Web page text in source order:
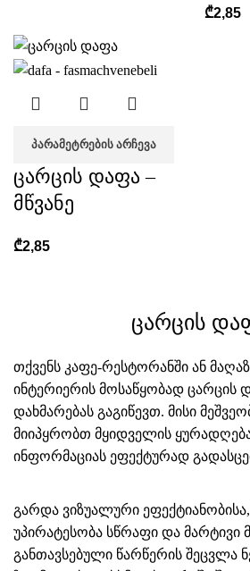
₾2,85
ᲞᲐᲠᲐᲛᲔᲢᲠᲔᲑᲘᲡ ᲐᲠᲩᲔᲕᲐ
ცარცის დაფა –
მწვანე
₾2,85
ცარცის
თქვენს კაფე-რესტორანში ან
ინტერიერის მოსაწყობად ცარცის
დახმარებას გაგიწევთ. მისი
მიიპყრობთ მყიდველის
ინფორმაციას ეფექტურად
გარდა ვიზუალური
უპირატესობა სწრაფი და მარტივი
განთავსებული წარწერის შეცვლა